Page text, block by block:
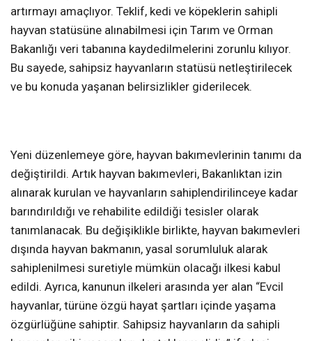
artırmayı amaçlıyor. Teklif, kedi ve köpeklerin sahipli
hayvan statüsüne alınabilmesi için Tarım ve Orman
Bakanlığı veri tabanına kaydedilmelerini zorunlu kılıyor.
Bu sayede, sahipsiz hayvanların statüsü netleştirilecek
ve bu konuda yaşanan belirsizlikler giderilecek.
Yeni düzenlemeye göre, hayvan bakımevlerinin tanımı da
değiştirildi. Artık hayvan bakımevleri, Bakanlıktan izin
alınarak kurulan ve hayvanların sahiplendirilinceye kadar
barındırıldığı ve rehabilite edildiği tesisler olarak
tanımlanacak. Bu değişiklikle birlikte, hayvan bakımevleri
dışında hayvan bakmanın, yasal sorumluluk alarak
sahiplenilmesi suretiyle mümkün olacağı ilkesi kabul
edildi. Ayrıca, kanunun ilkeleri arasında yer alan “Evcil
hayvanlar, türüne özgü hayat şartları içinde yaşama
özgürlüğüne sahiptir. Sahipsiz hayvanların da sahipli